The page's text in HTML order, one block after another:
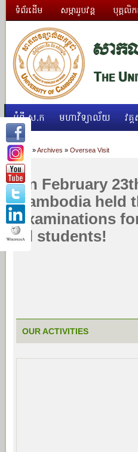
ទំព័រដើម សម្ភាររូបវន្ត បុគ្គលិ
អំពី ស.ក មហាវិទ្យាល័យ វគ្
Home »Archives » Oversea Visit
On February
Cambodia held
Examinations
all students!
OUR ACTIVITIES